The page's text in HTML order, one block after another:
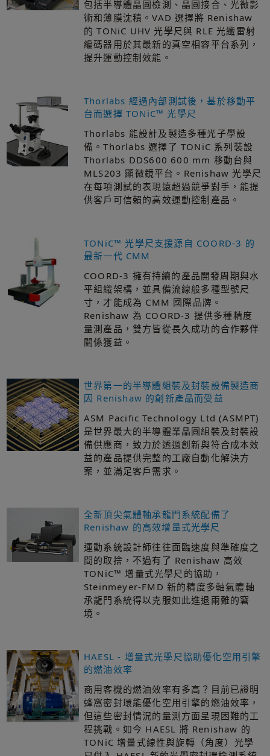
包括半導體晶圓檢測、晶圓接合、光微影
術和薄膜沈積。VAD 選擇將 Renishaw
的 TONiC UHV 光學尺與 RLE 光纖雷射
編碼器用於其最新的真空相容平台系列，
提升運動控制效能。
Thorlabs 經過內部測試後，基於移動平
台而選擇 TONiC™ 光學尺
Thorlabs 能設計及製造多種光子學設
備。Thorlabs 選擇了 TONiC 系列裝設
Thorlabs DDS600 600 mm 移動台與
MLS203 顯微鏡平台。Renishaw 光學尺
在每項測試的表現遠超過競爭對手，能提
供客戶可信賴的高效運動控制產品。
TONiC™ 光學尺支援源自 COORD-3 的
最新一代 CMM
COORD-3 擁有持續的產品開發周期與水
平組織架構，並具備流線般多種型號尺
寸，才能成為 CMM 國際品牌。
Renishaw 為 COORD-3 提供多種精度
量測產品，雙方皆從長久成功的合作夥伴
關係獲益。
世界第一的半導體組裝及封裝設備製造商
因 Renishaw 的創新產品而受益
ASM Pacific Technology Ltd (ASMPT)
是世界最大的半導體業晶圓組裝及封裝設
備供應商，致力於透過創新與符合成本效
益的產品提供完整的工廠自動化解決方
案，並滿足客戶需求。
全新頂尖氣體軸承龍門系統配備了
Renishaw 的高效增量式光學尺
運動系統設計師往往面臨速度與準確度之
間的取捨，不過有了 Renishaw 高效
TONiC™ 增量式光學尺的協助，
Steinmeyer-FMD 新的精度多軸氣體軸
承龍門系統得以克服如此進退兩難的窘
境。
HAESL - 增量式光學尺協助優化空用引擎
的燃油效率
商用客機的燃油效率有多高？目前已證明
蜂窩密封環能優化空用引擎的燃油效率，
但這些密封情況的量測方面呈現困難的工
程挑戰。如今 HAESL 將 Renishaw 的
TONiC 增量式線性與旋轉（角度）光學